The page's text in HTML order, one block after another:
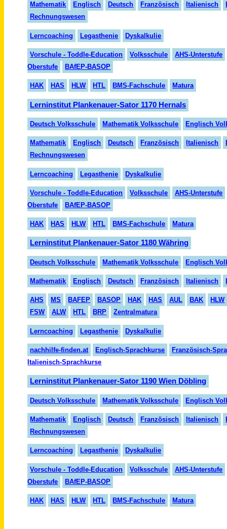
Mathematik Englisch Deutsch Französisch Italienisch
Rechnungswesen
Lerncoaching Legasthenie Dyskalkulie
Vorschule - Toddle-Education Volksschule
AHS-Unterstufe
Oberstufe
BAfEP-BASOP
HAK HAS HLW HTL BMS-Fachschule Matura
Lerninstitut Plankenauer-Sator 1170 Hernals
Deutsch Volksschule Mathematik Volksschule Englisch
Mathematik Englisch Deutsch Französisch Italienisch
Rechnungswesen
Lerncoaching Legasthenie Dyskalkulie
Vorschule - Toddle-Education Volksschule
AHS-Unterstufe
Oberstufe
BAfEP-BASOP
HAK HAS HLW HTL BMS-Fachschule Matura
Lerninstitut Plankenauer-Sator 1180 Währing
Deutsch Volksschule Mathematik Volksschule Englisch
Mathematik Englisch Deutsch Französisch Italienisch
AHS MS BAFEP BASOP HAK HAS AUL BAK
HLW
FSW
ALW HTL BRP Zentralmatura
Lerncoaching Legasthenie Dyskalkulie
nachhilfe-finden.at Englisch-Sprachkurse
Französisch-
Italienisch-Sprachkurse
Lerninstitut Plankenauer-Sator 1190 Wien Döbling
Deutsch Volksschule Mathematik Volksschule Englisch
Mathematik Englisch Deutsch Französisch Italienisch
Rechnungswesen
Lerncoaching Legasthenie Dyskalkulie
Vorschule - Toddle-Education Volksschule
AHS-Unterstufe
Oberstufe
BAfEP-BASOP
HAK HAS HLW HTL BMS-Fachschule Matura